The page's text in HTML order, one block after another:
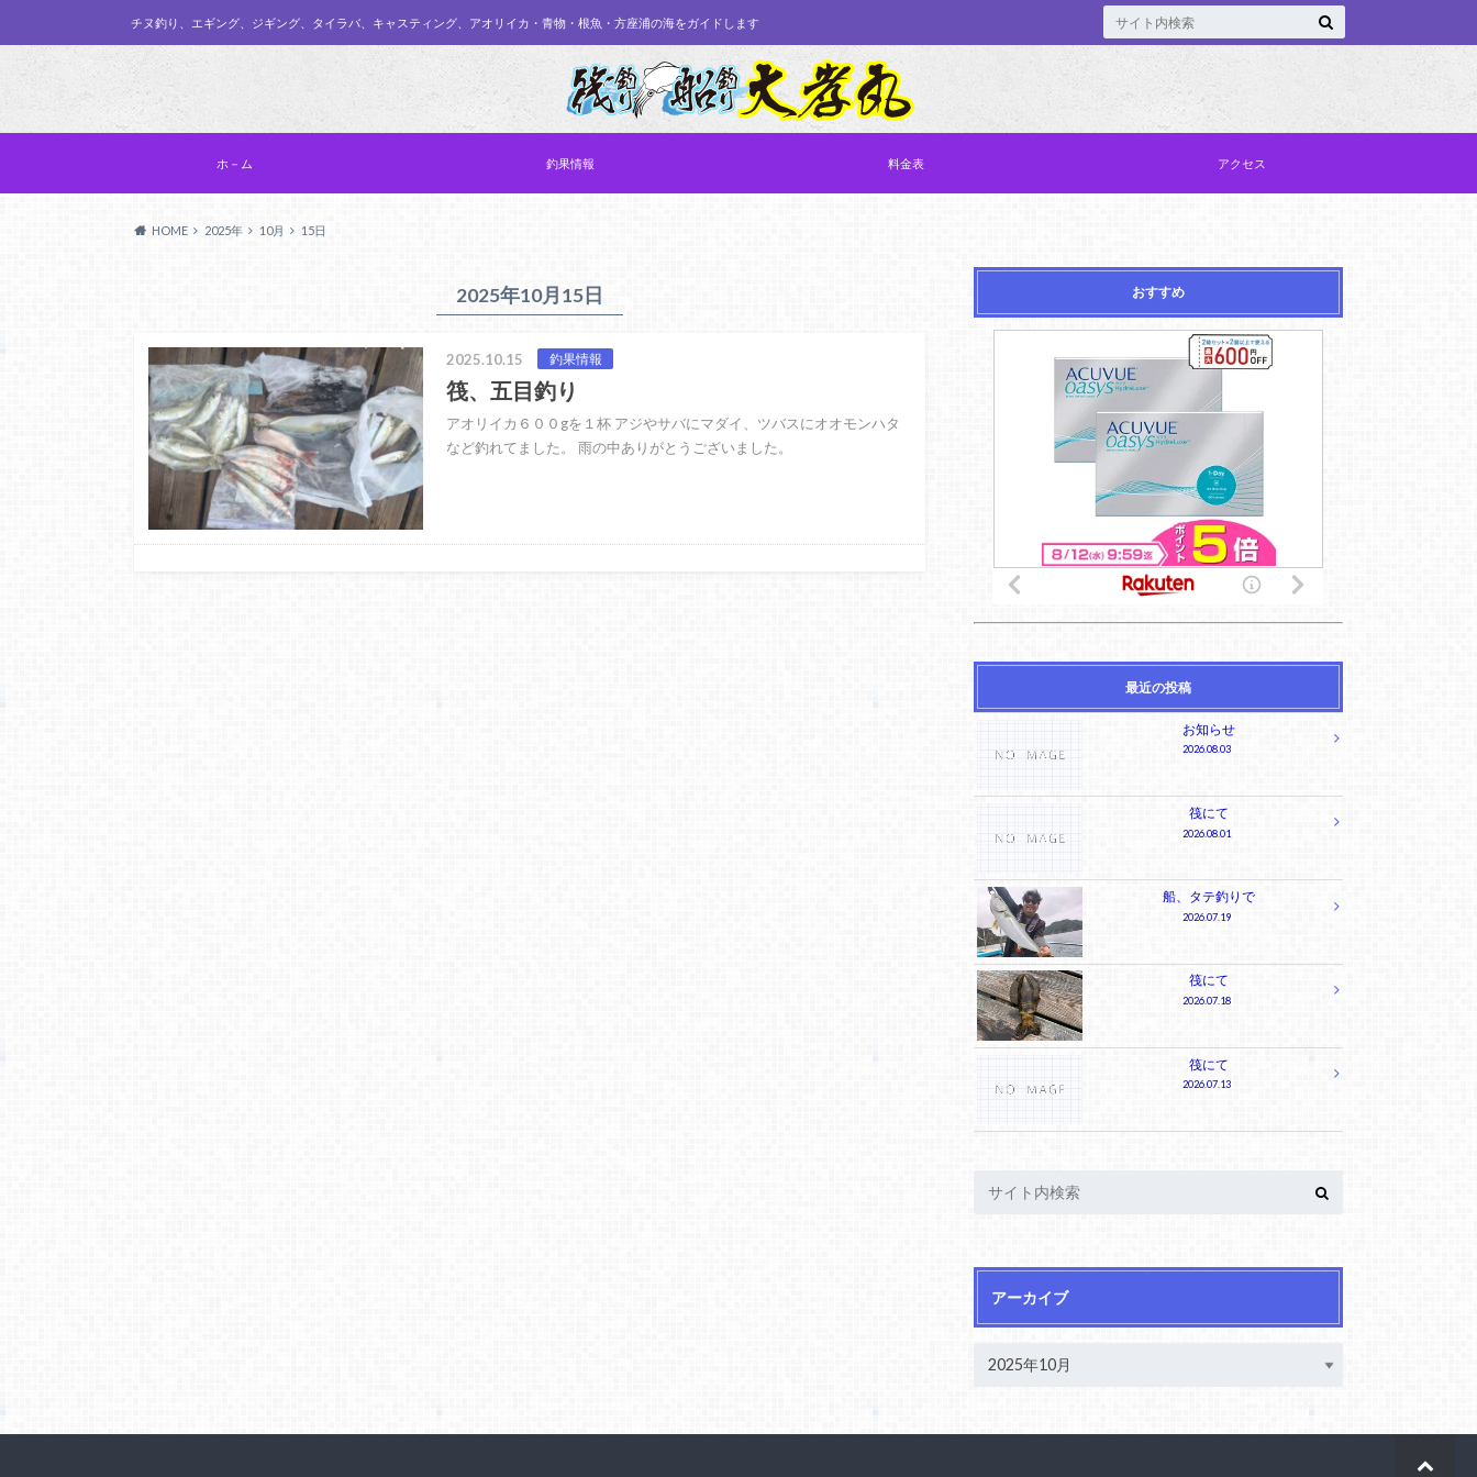
チヌ釣り、エギング、ジギング、タイラバ、キャスティング、アオリイカ・青物・根魚・方座浦の海をガイドします
ホ－ム 釣果情報 料金表 アクセス
HOME 2025年 10月 15日
2025年10月15日
2025.10.15 釣果情報
筏、五目釣り
アオリイカ６００gを１杯 アジやサバにマダイ、ツバスにオオモンハタ
など釣れてました。 雨の中ありがとうございました。
おすすめ
最近の投稿
お知らせ
2026.08.03
筏にて
2026.08.01
船、タテ釣りで
2026.07.19
筏にて
2026.07.18
筏にて
2026.07.13
アーカイブ